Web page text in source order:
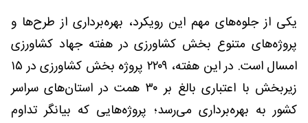
یکی از جلوه‌های مهم این رویکرد، بهره‌برداری از طرح‌ها و
پروژه‌های متنوع بخش کشاورزی در هفته جهاد کشاورزی
امسال است. در این هفته، ۲۲۰۹ پروژه بخش کشاورزی در ۱۵
زیربخش با اعتباری بالغ بر ۳۰ همت در استان‌های سراسر
کشور به بهره‌برداری می‌رسد؛ پروژه‌هایی که بیانگر تداوم